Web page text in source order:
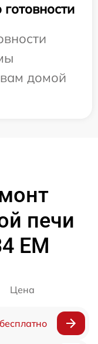
домой
печи
EM
Цена
бесплатно